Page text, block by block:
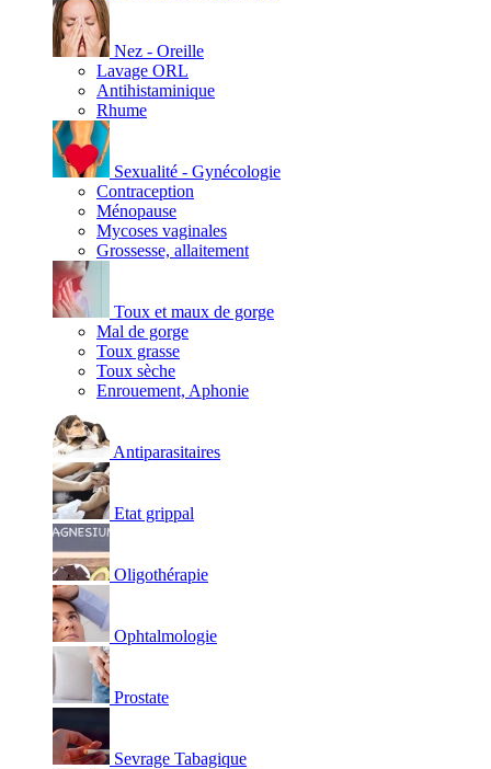
Nez - Oreille
Lavage ORL
Antihistaminique
Rhume
Sexualité - Gynécologie
Contraception
Ménopause
Mycoses vaginales
Grossesse, allaitement
Toux et maux de gorge
Mal de gorge
Toux grasse
Toux sèche
Enrouement, Aphonie
Antiparasitaires
Etat grippal
Oligothérapie
Ophtalmologie
Prostate
Sevrage Tabagique